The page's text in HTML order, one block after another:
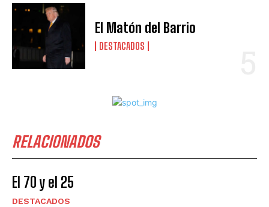
El Matón del Barrio
DESTACADOS
RELACIONADOS
El 70 y el 25
DESTACADOS